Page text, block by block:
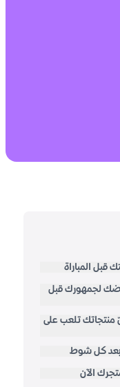
المباراة
لجمهورك قبل
منتجاتك تلعب على
بعد كل شوط
الآن